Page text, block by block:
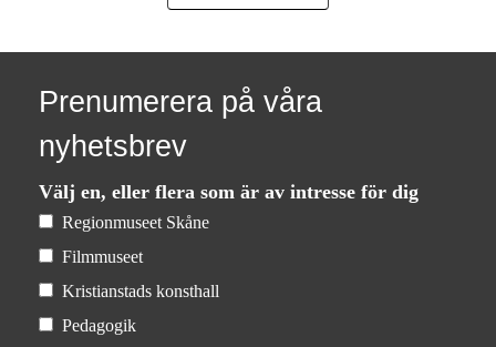
Prenumerera på våra
nyhetsbrev
Välj en, eller flera som är av intresse för dig
Regionmuseet Skåne
Filmmuseet
Kristianstads konsthall
Pedagogik